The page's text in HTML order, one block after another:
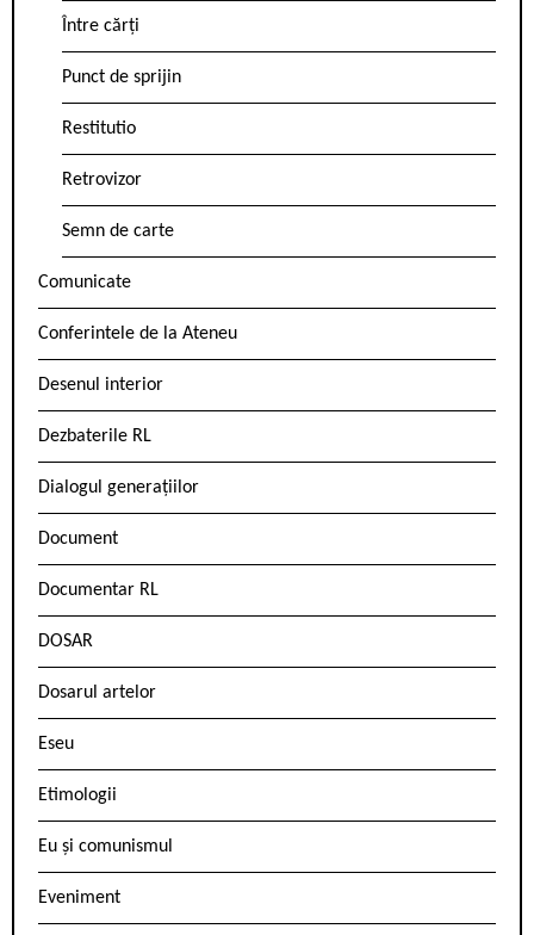
Între cărți
Punct de sprijin
Restitutio
Retrovizor
Semn de carte
Comunicate
Conferintele de la Ateneu
Desenul interior
Dezbaterile RL
Dialogul generațiilor
Document
Documentar RL
DOSAR
Dosarul artelor
Eseu
Etimologii
Eu și comunismul
Eveniment